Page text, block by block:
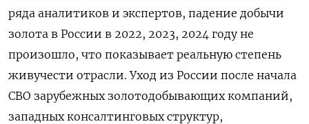
ряда аналитиков и экспертов, падение добычи
золота в России в 2022, 2023, 2024 году не
произошло, что показывает реальную степень
живучести отрасли. Уход из России после начала
СВО зарубежных золотодобывающих компаний,
западных консалтинговых структур,